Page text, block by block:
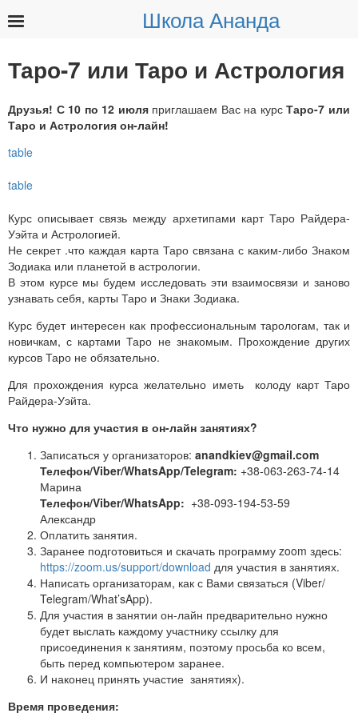
Школа Ананда
Таро-7 или Таро и Астрология
Друзья! С 10 по 12 июляприглашаем Вас на курсТаро-7 или
Таро и Астрология он-лайн!
Курс описывает связь между архетипами карт Таро Райдера-
Уэйта и Астрологией.
Не секрет .что каждая карта Таро связана с каким-либо Знаком
Зодиака или планетой в астрологии.
В этом курсе мы будем исследовать эти взаимосвязи и заново
узнавать себя, карты Таро и Знаки Зодиака.
Курс будет интересен как профессиональным тарологам, так и
новичкам, с картами Таро не знакомым. Прохождение других
курсов Таро не обязательно.
Для прохождения курса желательно иметь колоду карт Таро
Райдера-Уэйта.
Что нужно для участия в он-лайн занятиях?
Записаться у организаторов: anandkiev@gmail.com
Телефон/Viber/WhatsApp/Telegram: +38-063-263-74-14
Марина
Телефон/Viber/WhatsApp: +38-093-194-53-59
Александр
Оплатить занятия.
Заранее подготовиться и скачать программу zoom здесь:
https://zoom.us/support/download для участия в занятиях.
Написать организаторам, как с Вами связаться (Viber/
Telegram/What’sApp).
Для участия в занятии он-лайн предварительно нужно
будет выслать каждому участнику ссылку для
присоединения к занятиям, поэтому просьба ко всем,
быть перед компьютером заранее.
И наконец принять участие занятиях).
Время проведения: